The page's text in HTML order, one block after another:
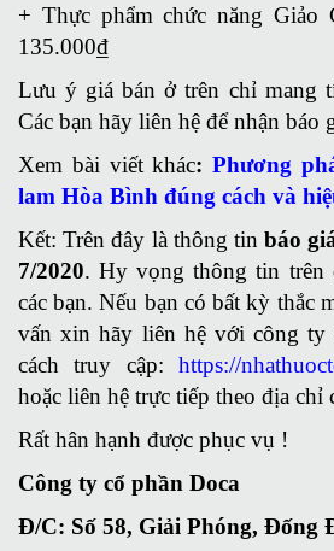
+ Thực phẩm chức năng Giảo
135.000₫
Lưu ý giá bán ở trên chỉ mang
Các bạn hãy liên hệ để nhận báo
Xem bài viết khác:Phương
lam Hòa Bình đúng cách và
Kết: Trên đây là thông tinbáo
7/2020. Hy vọng thông tin trên
các bạn. Nếu bạn có bất kỳ thắc
vấn xin hãy liên hệ với công ty
cách truy cập: https://
hoặc liên hệ trực tiếp theo địa chỉ
Rất hân hạnh được phục vụ !
Công ty cổ phần Doca
Đ/C: Số 58, Giải Phóng, Đống